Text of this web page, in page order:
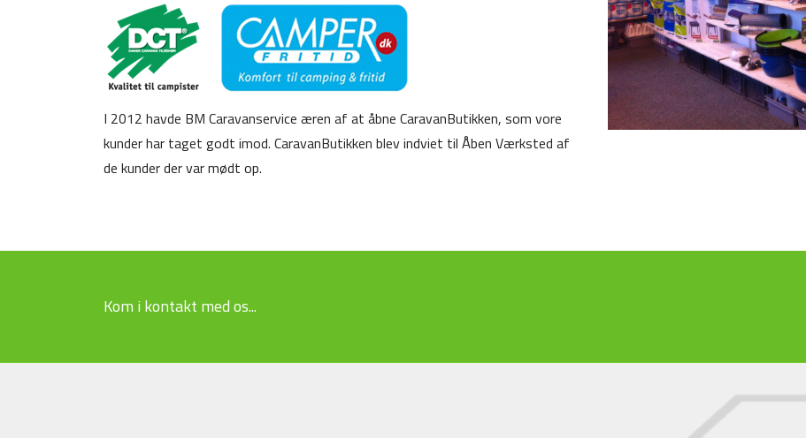
I 2012 havde BM Caravanservice æren af at åbne CaravanButikken, som vore
kunder har taget godt imod. CaravanButikken blev indviet til Åben Værksted af
de kunder der var mødt op.
Kom i kontakt med os...
Udfyld formularen nedenfor for at komme i kontakt med os. Du kan også ringe til